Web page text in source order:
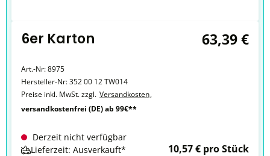
6er Karton 63,39 €
Art.-Nr:8975
Hersteller-Nr:352 00 12 TW014
Preise inkl. MwSt. zzgl. Versandkosten,
versandkostenfrei (DE) ab 99€**
Derzeit nicht verfügbar
Lieferzeit: Ausverkauft*
10,57 € pro Stück